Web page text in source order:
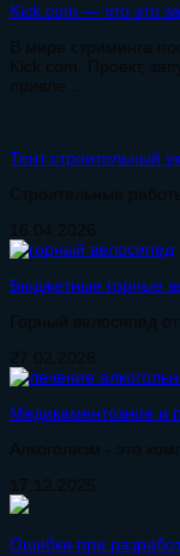
Kick.com — что это
В мире стриминга
Kick.com. Проект,
привле...
Тент строительный
Строительные
16.04.2026
Бюджетные горные
Горный велосипед
27.02.2026
Медикаментозное и
Алкоголизм - это
17.12.2025
Ошибки при